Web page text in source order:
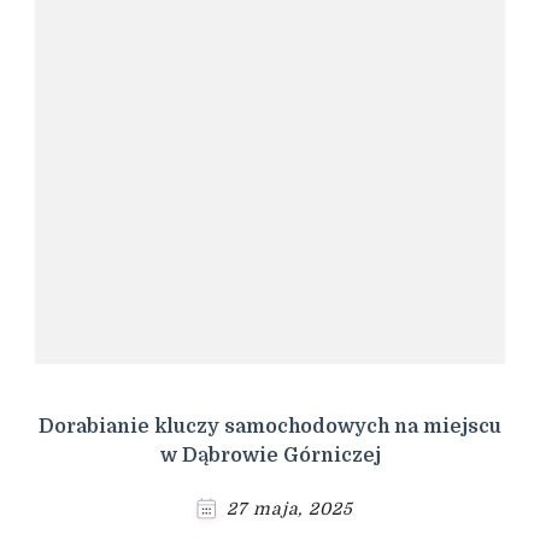
Dorabianie kluczy samochodowych na miejscu
w Dąbrowie Górniczej
27 maja, 2025